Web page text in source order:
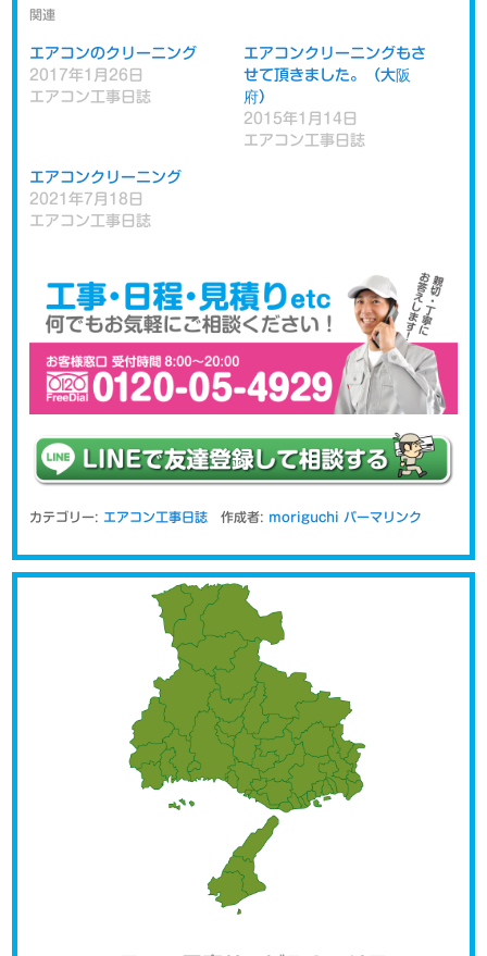
関連
エアコンのクリーニング
2017年1月26日
エアコン工事日誌
エアコンクリーニングもさ
せて頂きました。（大阪
府）
2015年1月14日
エアコン工事日誌
エアコンクリーニング
2021年7月18日
エアコン工事日誌
カテゴリー: エアコン工事日誌作成者: moriguchi パーマリンク